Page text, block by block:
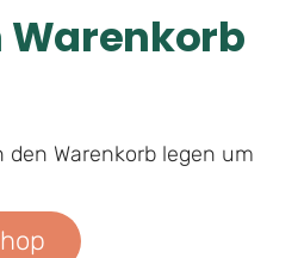
Warenkorb
Warenkorb legen um